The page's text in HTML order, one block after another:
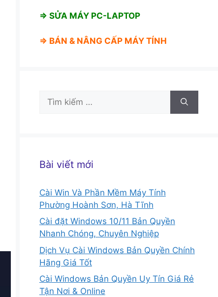
⇒ SỬA MÁY PC-LAPTOP
⇒ BÁN & NÂNG CẤP MÁY TÍNH
Tìm
kiếm
Bài viết mới
Cài Win Và Phần Mềm Máy Tính
Phường Hoành Sơn, Hà Tĩnh
Cài đặt Windows 10/11 Bản Quyền
Nhanh Chóng, Chuyên Nghiệp
Dịch Vụ Cài Windows Bản Quyền Chính
Hãng Giá Tốt
Cài Windows Bản Quyền Uy Tín Giá Rẻ
Tận Nơi & Online